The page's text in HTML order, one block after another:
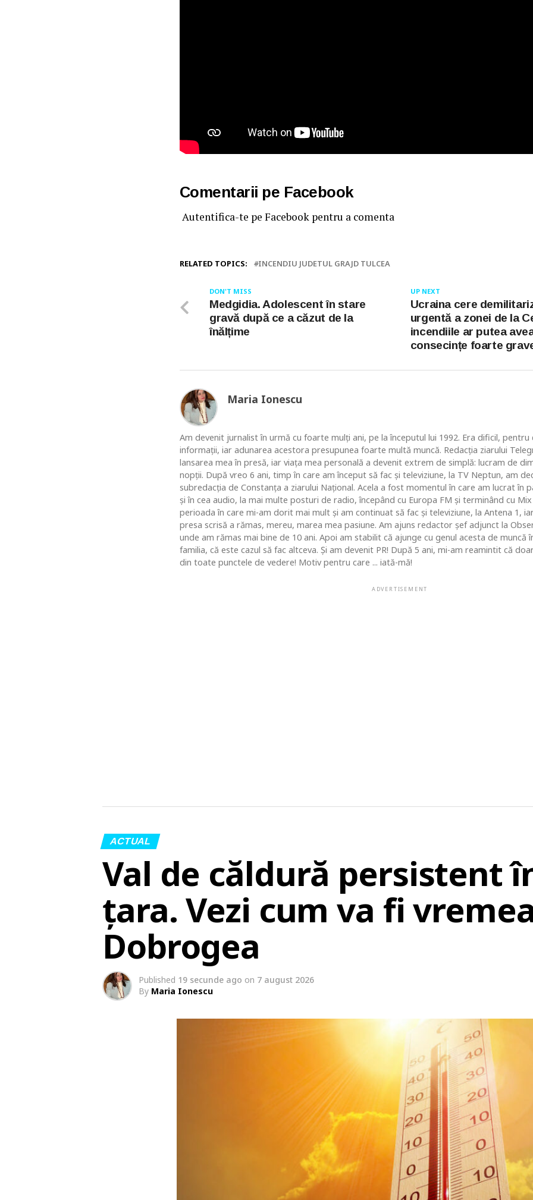
Comentarii pe Facebook
Autentifica-te pe Facebook pentru a comenta
RELATED TOPICS: INCENDIU JUDETUL GRAJD TULCEA
UP NEXT
Ucraina cere
urgentă a zonei de la
incendiile ar putea
consecințe foarte
DON'T MISS
Medgidia. Adolescent în stare
gravă după ce a căzut de la
înălțime
Maria Ionescu
Am devenit jurnalist în urmă cu foarte mulţi ani, pe la începutul lui 1992. Era dificil, pentru
informaţii, iar adunarea acestora presupunea foarte multă muncă. Redacţia ziarului
lansarea mea în presă, iar viaţa mea personală a devenit extrem de simplă: lucram de
nopţii. După vreo 6 ani, timp în care am început să fac şi televiziune, la TV Neptun, am
subredacţia de Constanţa a ziarului Naţional. Acela a fost momentul în care am lucrat în
şi în cea audio, la mai multe posturi de radio, începând cu Europa FM şi terminând cu
perioada în care mi-am dorit mai mult şi am continuat să fac şi televiziune, la Antena 1,
presa scrisă a rămas, mereu, marea mea pasiune. Am ajuns redactor şef adjunct la
unde am rămas mai bine de 10 ani. Apoi am stabilit că ajunge cu genul acesta de muncă
familia, că este cazul să fac altceva. Şi am devenit PR! După 5 ani, mi-am reamintit că
din toate punctele de vedere! Motiv pentru care ... iată-mă!
ADVERTISEMENT
ACTUAL
Val de căldură persistent
țara. Vezi cum va fi
Dobrogea
Published 19 secunde ago on 7 august 2026
By Maria Ionescu